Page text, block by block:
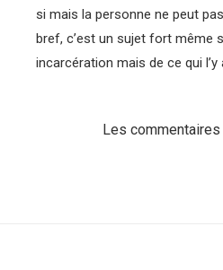
si mais la personne ne peut
bref, c’est un sujet fort même
incarcération mais de ce qui l’y
Les